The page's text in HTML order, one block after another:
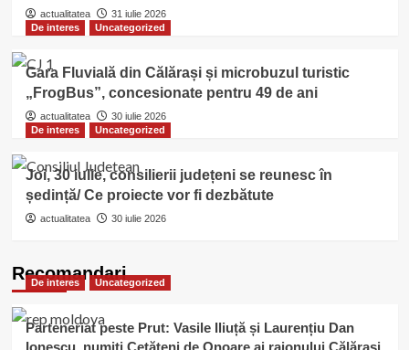
actualitatea
31 iulie 2026
De interes
Uncategorized
Gara Fluvială din Călărași și microbuzul turistic
„FrogBus”, concesionate pentru 49 de ani
actualitatea
30 iulie 2026
De interes
Uncategorized
Joi, 30 iulie, consilierii județeni se reunesc în
ședință/ Ce proiecte vor fi dezbătute
actualitatea 30 iulie 2026
Recomandari
De interes Uncategorized
Parteneriat peste Prut: Vasile Iliuță și Laurențiu Dan